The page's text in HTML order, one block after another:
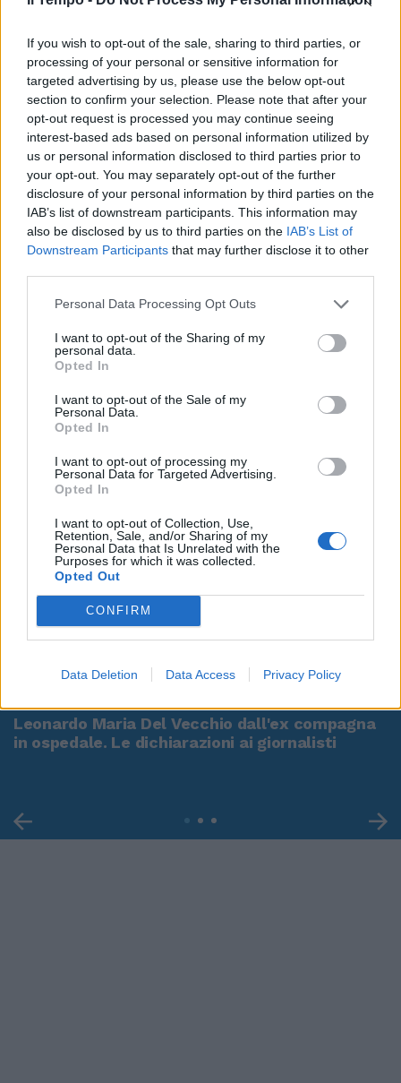
If you wish to opt-out of the sale, sharing to third parties, or
processing of your personal or sensitive information for
targeted advertising by us, please use the below opt-out
section to confirm your selection. Please note that after your
opt-out request is processed you may continue seeing
interest-based ads based on personal information utilized by
us or personal information disclosed to third parties prior to
your opt-out. You may separately opt-out of the further
disclosure of your personal information by third parties on the
IAB’s list of downstream participants. This information may
also be disclosed by us to third parties on the IAB’s List of
Downstream Participants that may further disclose it to other
Personal Data Processing Opt Outs
I want to opt-out of the Sharing of my
personal data.
Opted In
I want to opt-out of the Sale of my
Personal Data.
Opted In
I want to opt-out of processing my
Personal Data for Targeted Advertising.
Opted In
I want to opt-out of Collection, Use,
Retention, Sale, and/or Sharing of my
Personal Data that Is Unrelated with the
Purposes for which it was collected.
Opted Out
CONFIRM
Data Deletion Data Access Privacy Policy
00:00 01:16
Leonardo Maria Del Vecchio dall'ex compagna
in ospedale. Le dichiarazioni ai giornalisti